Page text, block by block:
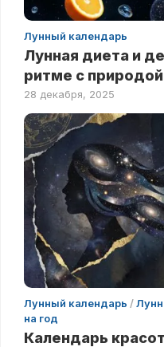
Лунный календарь
Лунная диета и
ритме с природой
28 декабря, 2025
Лунный календарь /
на год
Календарь